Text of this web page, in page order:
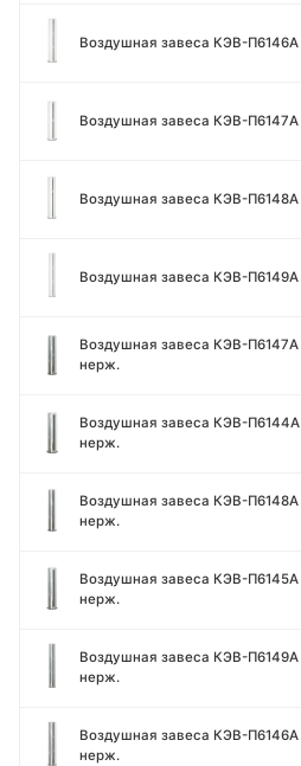
Воздушная завеса КЭВ-П6146A
Воздушная завеса КЭВ-П6147A
Воздушная завеса КЭВ-П6148A
Воздушная завеса КЭВ-П6149A
Воздушная завеса КЭВ-П6147A
нерж.
Воздушная завеса КЭВ-П6144A
нерж.
Воздушная завеса КЭВ-П6148A
нерж.
Воздушная завеса КЭВ-П6145A
нерж.
Воздушная завеса КЭВ-П6149A
нерж.
Воздушная завеса КЭВ-П6146A
нерж.